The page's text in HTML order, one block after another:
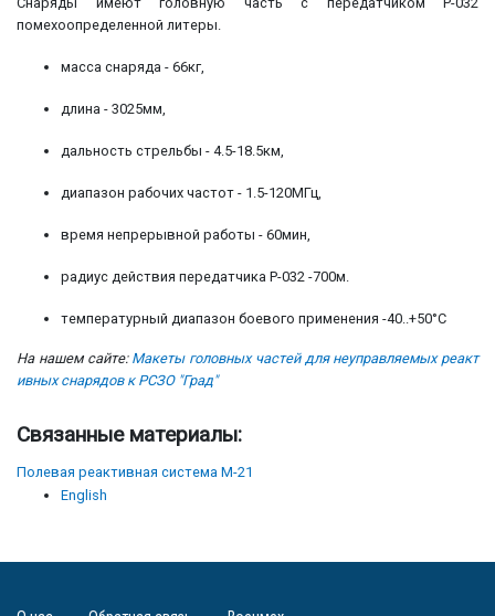
помехоопределенной литеры.
масса снаряда - 66кг,
длина - 3025мм,
дальность стрельбы - 4.5-18.5км,
диапазон рабочих частот - 1.5-120МГц,
время непрерывной работы - 60мин,
радиус действия передатчика Р-032 -700м.
температурный диапазон боевого применения -40..+50°С
На нашем сайте: Макеты головных частей для неуправляемых реакт
ивных снарядов к РСЗО "Град"
Связанные материалы:
Полевая реактивная система М-21
English